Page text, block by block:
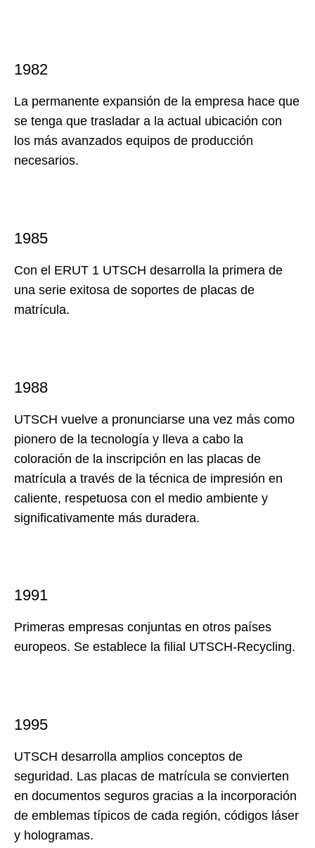
1982
La permanente expansión de la empresa hace que
se tenga que trasladar a la actual ubicación con
los más avanzados equipos de producción
necesarios.
1985
Con el ERUT 1 UTSCH desarrolla la primera de
una serie exitosa de soportes de placas de
matrícula.
1988
UTSCH vuelve a pronunciarse una vez más como
pionero de la tecnología y lleva a cabo la
coloración de la inscripción en las placas de
matrícula a través de la técnica de impresión en
caliente, respetuosa con el medio ambiente y
significativamente más duradera.
1991
Primeras empresas conjuntas en otros países
europeos. Se establece la filial UTSCH-Recycling.
1995
UTSCH desarrolla amplios conceptos de
seguridad. Las placas de matrícula se convierten
en documentos seguros gracias a la incorporación
de emblemas típicos de cada región, códigos láser
y hologramas.